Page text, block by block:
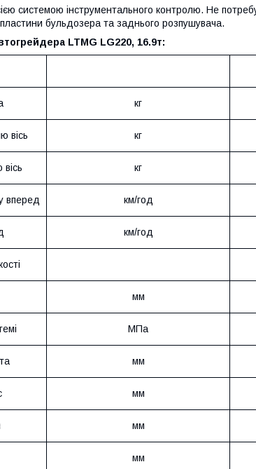
системою інструментального контролю. Не
бульдозера та заднього розпушувача.
LTMG LG220, 16.9т:
кг
вісь кг
кг
вперед км/год
км/год
мм
МПа
мм
мм
мм
мм